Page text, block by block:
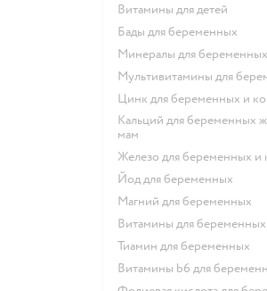
Витамины для детей
Бады для беременных
Минералы для беременных
Мультивитамины для
Цинк для беременных и
Кальций для беременных женщин и кормящих
мам
Железо для беременных
Йод для беременных
Магний для беременных
Витамины для беременных
Тиамин для беременных
Витамины b6 для